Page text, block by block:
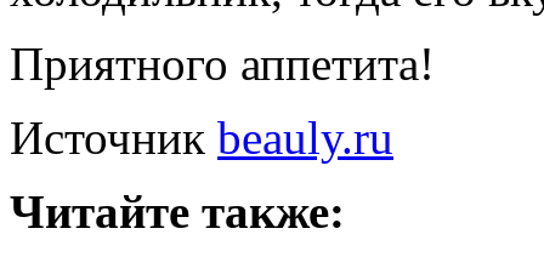
Приятного аппетита!
Источник beauly.ru
Читайте также: